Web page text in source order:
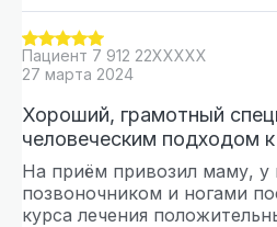
Пациент 7 912 22XXXXX
27 марта 2024
Хороший, грамотный
человеческим подходом к
На приём привозил маму, у
позвоночником и ногами
курса лечения